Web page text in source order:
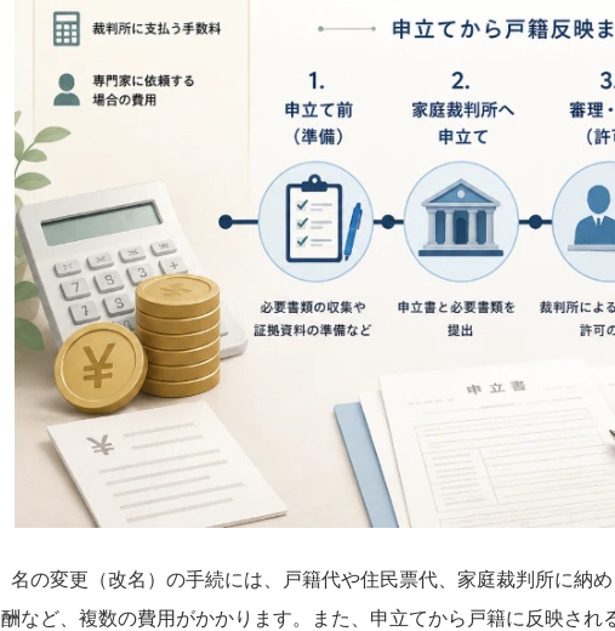
名の変更（改名）の手続には、戸籍代や住民票代、家庭裁判所に納
酬など、複数の費用がかかります。また、申立てから戸籍に反映され